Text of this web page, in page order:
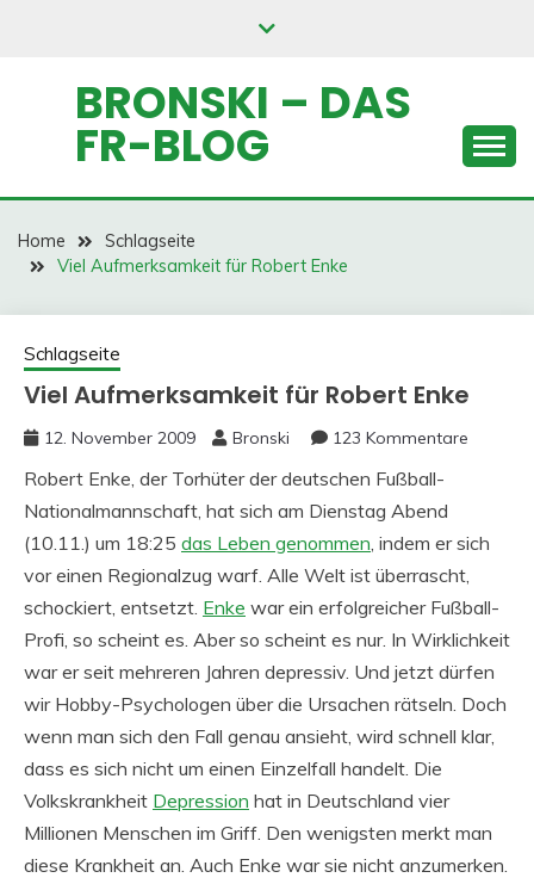
BRONSKI – DAS
FR-BLOG
Home
Schlagseite
Viel Aufmerksamkeit für Robert Enke
Schlagseite
Viel Aufmerksamkeit für Robert Enke
12. November 2009 Bronski 123 Kommentare
Robert Enke, der Torhüter der deutschen Fußball-
Nationalmannschaft, hat sich am Dienstag Abend
(10.11.) um 18:25 das Leben genommen, indem er sich
vor einen Regionalzug warf. Alle Welt ist überrascht,
schockiert, entsetzt. Enke war ein erfolgreicher Fußball-
Profi, so scheint es. Aber so scheint es nur. In Wirklichkeit
war er seit mehreren Jahren depressiv. Und jetzt dürfen
wir Hobby-Psychologen über die Ursachen rätseln. Doch
wenn man sich den Fall genau ansieht, wird schnell klar,
dass es sich nicht um einen Einzelfall handelt. Die
Volkskrankheit Depression hat in Deutschland vier
Millionen Menschen im Griff. Den wenigsten merkt man
diese Krankheit an. Auch Enke war sie nicht anzumerken.